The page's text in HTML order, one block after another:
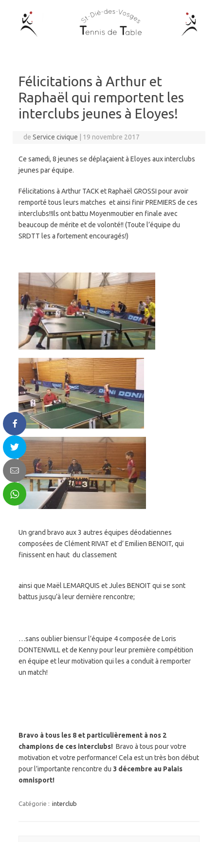
Félicitations à Arthur et
Raphaël qui remportent les
interclubs jeunes à Eloyes!
deService civique 19 novembre 2017
Ce samedi, 8 jeunes se déplaçaient à Eloyes aux interclubs
jeunes par équipe.
Félicitations à Arthur TACK et Raphaël GROSSI pour avoir
remporté tous leurs matches et ainsi finir PREMIERS de ces
interclubs!!Ils ont battu Moyenmoutier en finale avec
beaucoup de mérite et de volonté!! (Toute l’équipe du
SRDTT les a fortement encouragés!)
Un grand bravo aux 3 autres équipes déodatiennes
composées de Clément RIVAT et d’ Emilien BENOIT, qui
finissent en haut du classement
ainsi que Maël LEMARQUIS et Jules BENOIT qui se sont
battus jusqu’à leur dernière rencontre;
…sans oublier biensur l’équipe 4 composée de Loris
DONTENWILL et de Kenny pour leur première compétition
en équipe et leur motivation qui les a conduit à remporter
un match!
Bravo à tous les 8 et particulièrement à nos 2
champions de ces interclubs! Bravo à tous pour votre
motivation et votre performance! Cela est un très bon début
pour l’importante rencontre du 3 décembre au Palais
omnisport!
Catégorie : interclub